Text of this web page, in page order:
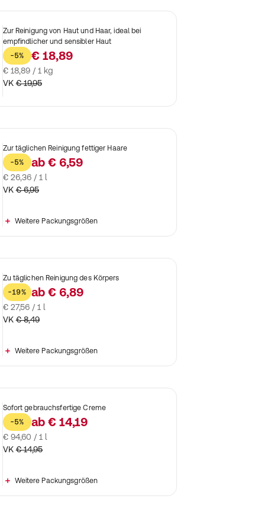
Zur Reinigung von Haut und Haar, ideal bei
empfindlicher und sensibler Haut
-5%
€ 18,89
€ 18,89 / 1 kg
VK € 19,95
Zur täglichen Reinigung fettiger Haare
-5%
ab € 6,59
€ 26,36 / 1 l
VK € 6,95
Weitere Packungsgrößen
Zu täglichen Reinigung des Körpers
-19%
ab € 6,89
€ 27,56 / 1 l
VK € 8,49
Weitere Packungsgrößen
Sofort gebrauchsfertige Creme
-5%
ab € 14,19
€ 94,60 / 1 l
VK € 14,95
Weitere Packungsgrößen